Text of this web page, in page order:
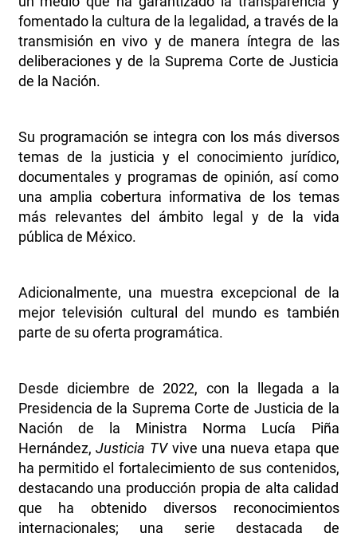
fomentado la cultura de la legalidad, a través de la
transmisión en vivo y de manera íntegra de las
deliberaciones y de la Suprema Corte de Justicia
de la Nación.
Su programación se integra con los más diversos
temas de la justicia y el conocimiento jurídico,
documentales y programas de opinión, así como
una amplia cobertura informativa de los temas
más relevantes del ámbito legal y de la vida
pública de México.
Adicionalmente, una muestra excepcional de la
mejor televisión cultural del mundo es también
parte de su oferta programática.
Desde diciembre de 2022, con la llegada a la
Presidencia de la Suprema Corte de Justicia de la
Nación de la Ministra Norma Lucía Piña
Hernández,Justicia TVvive una nueva etapa que
ha permitido el fortalecimiento de sus contenidos,
destacando una producción propia de alta calidad
que ha obtenido diversos reconocimientos
internacionales; una serie destacada de